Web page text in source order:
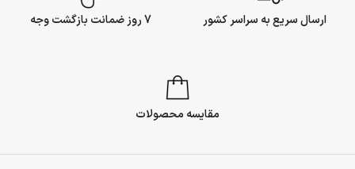
ارسال سریع به سراسر کشور 7 روز ضمانت بازگشت وجه
مقایسه محصولات